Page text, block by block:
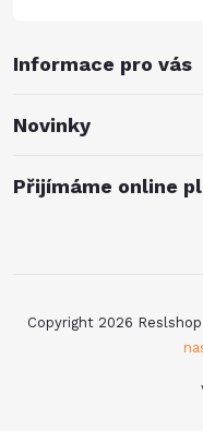
Informace pro vás
Novinky
Přijímáme online
Copyright 2026